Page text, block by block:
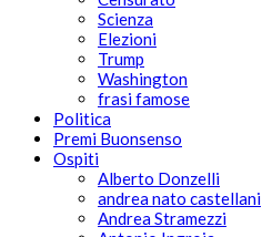
Scienza
Elezioni
Trump
Washington
frasi famose
Politica
Premi Buonsenso
Ospiti
Alberto Donzelli
andrea nato castellani
Andrea Stramezzi